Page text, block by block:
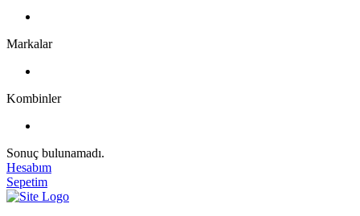
Markalar
Kombinler
Sonuç bulunamadı.
Hesabım
Sepetim